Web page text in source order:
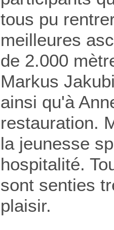
tous pu
meilleures
de 2.000
Markus
ainsi qu'à
restauration.
la jeunesse
hospitalité.
sont senties
plaisir.